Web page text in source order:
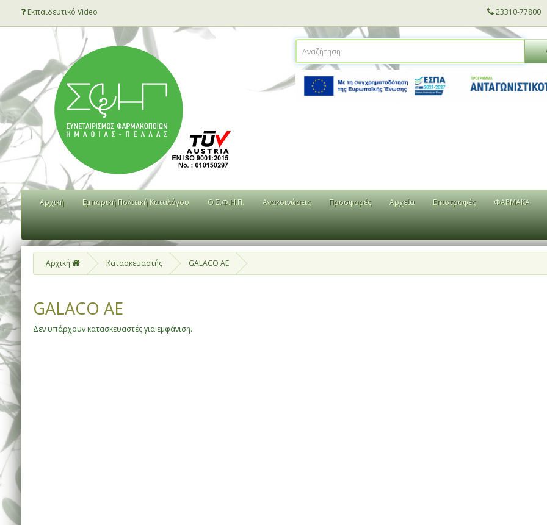
Εκπαιδευτικό Video 23310-77800
Αρχική Εμπορική Πολιτική Καταλόγου Ο Σ.Φ.Η.Π. Ανακοινώσεις Προσφορές Αρχεία Επιστροφές ΦΑΡΜΑΚΑ
Αρχική Κατασκευαστής GALACO ΑΕ
GALACO ΑΕ
Δεν υπάρχουν κατασκευαστές για εμφάνιση.